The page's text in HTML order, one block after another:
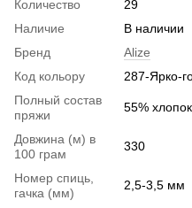
Количество
29
Наличие
В наличии
Бренд
Alize
Код кольору
287-Ярко-
Полный состав
пряжи
55%
Довжина (м) в
100 грам
330
Номер спиць,
гачка (мм)
2,5-3,5 мм